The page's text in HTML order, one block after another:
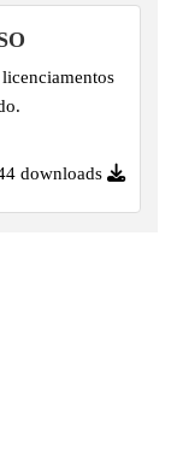
downloads